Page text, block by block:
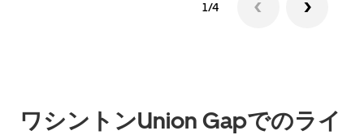
1/4
ワシントンUnion Gapでのライ